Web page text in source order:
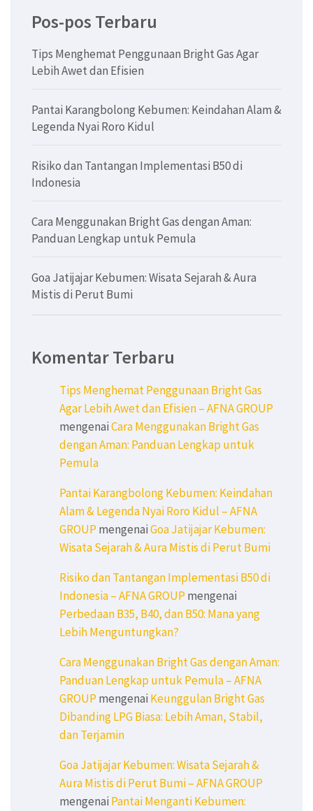
Pos-pos Terbaru
Tips Menghemat Penggunaan Bright Gas Agar
Lebih Awet dan Efisien
Pantai Karangbolong Kebumen: Keindahan Alam &
Legenda Nyai Roro Kidul
Risiko dan Tantangan Implementasi B50 di
Indonesia
Cara Menggunakan Bright Gas dengan Aman:
Panduan Lengkap untuk Pemula
Goa Jatijajar Kebumen: Wisata Sejarah & Aura
Mistis di Perut Bumi
Komentar Terbaru
Tips Menghemat Penggunaan Bright Gas
Agar Lebih Awet dan Efisien – AFNA GROUP
mengenaiCara Menggunakan Bright Gas
dengan Aman: Panduan Lengkap untuk
Pemula
Pantai Karangbolong Kebumen: Keindahan
Alam & Legenda Nyai Roro Kidul – AFNA
GROUPmengenaiGoa Jatijajar Kebumen:
Wisata Sejarah & Aura Mistis di Perut Bumi
Risiko dan Tantangan Implementasi B50 di
Indonesia – AFNA GROUPmengenai
Perbedaan B35, B40, dan B50: Mana yang
Lebih Menguntungkan?
Cara Menggunakan Bright Gas dengan Aman:
Panduan Lengkap untuk Pemula – AFNA
GROUPmengenai Keunggulan Bright Gas
Dibanding LPG Biasa: Lebih Aman, Stabil,
dan Terjamin
Goa Jatijajar Kebumen: Wisata Sejarah &
Aura Mistis di Perut Bumi – AFNA GROUP
mengenai Pantai Menganti Kebumen: